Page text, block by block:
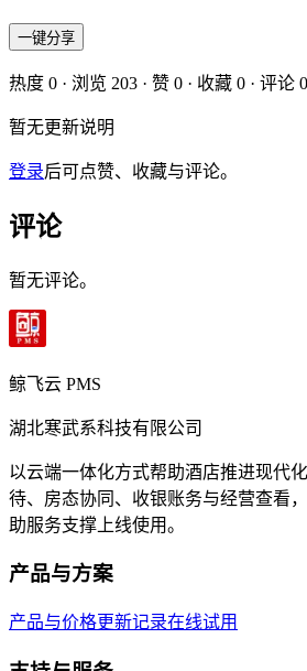
一键分享
热度 0 · 浏览 203 · 赞 0 · 收藏 0 · 评论 0
暂无更新说明
登录后可点赞、收藏与评论。
评论
暂无评论。
鲸飞云 PMS
湖北寒武系科技有限公司
以云端一体化方式帮助酒店推进现代
待、房态协同、收银账务与经营查看
助服务支撑上线使用。
产品与方案
产品与价格更新记录在线试用